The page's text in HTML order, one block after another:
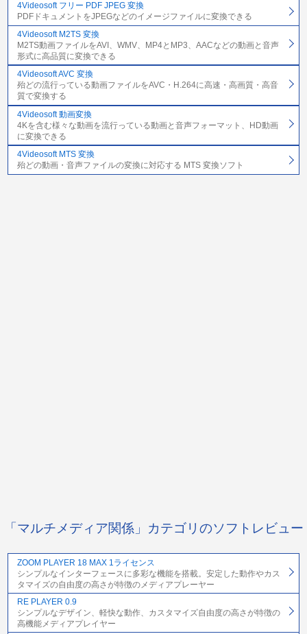
4Videosoft フリー PDF JPEG 変換
PDFドキュメントをJPEGなどのイメージファイルに変換できる
4Videosoft M2TS 変換
M2TS動画ファイルをAVI、WMV、MP4とMP3、AACなどの動画と音声
形式に高品質に変換できる
4Videosoft AVC 変換
殆どの流行っている動画ファイルをAVC・H.264に高速・高画質・高音
質で変換する
4Videosoft 動画変換
4Kを含む様々な動画を流行っている動画と音声フォーマット、HD動画
に変換できる
4Videosoft MTS 変換
殆どの動画・音声ファイルの変換に対応する MTS 変換ソフト
「マルチメディア関係」カテゴリのソフトレビュー
ZOOM PLAYER 18 MAX 1ライセンス
シンプルなインターフェースに多彩な機能を搭載。安定した動作やカス
タマイズの自由度の高さが特徴のメディアプレーヤー
RE PLAYER 0.9
シンプルなデザイン、軽快な動作、カスタマイズ自由度の高さが特徴の
高機能メディアプレイヤー